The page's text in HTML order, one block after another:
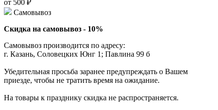
от 500 ₽
Самовывоз
Скидка на самовывоз - 10%
Самовывоз производится по адресу:
г. Казань, Соловецких Юнг 1; Павлина 99 б
Убедительная просьба заранее предупреждать о Вашем
приезде, чтобы не тратить время на ожидание.
На товары к празднику скидка не распространяется.